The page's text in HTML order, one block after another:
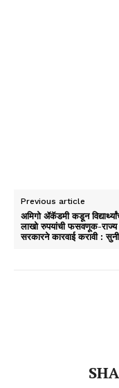
Previous article
अमिगो ॲकॅडमी कडून
लाखो रुपयांची फसवणूक-राज्य
सरकारने कारवाई करावी :